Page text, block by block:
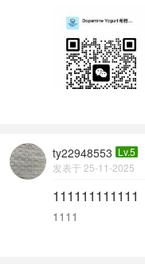
ty22948553 Lv.5
发表于 25-11-2025
111111111111
1111